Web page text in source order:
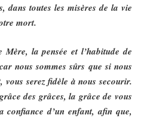
dans toutes les misères de la vie
mort.
la pensée et l’habitude de
nous sommes sûrs que si nous
vous serez fidèle à nous secourir.
des grâces, la grâce de vous
confiance d’un enfant, afin que,